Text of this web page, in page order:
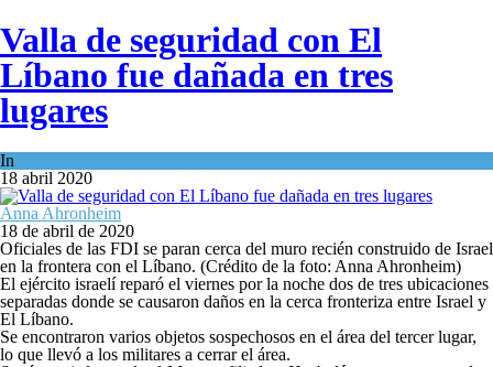
Valla de seguridad con El
Líbano fue dañada en tres
lugares
In
18 abril 2020
Anna Ahronheim
18 de abril de 2020
Oficiales de las FDI se paran cerca del muro recién construido de Israel
en la frontera con el Líbano. (Crédito de la foto: Anna Ahronheim)
El ejército israelí reparó el viernes por la noche dos de tres ubicaciones
separadas donde se causaron daños en la cerca fronteriza entre Israel y
El Líbano.
Se encontraron varios objetos sospechosos en el área del tercer lugar,
lo que llevó a los militares a cerrar el área.